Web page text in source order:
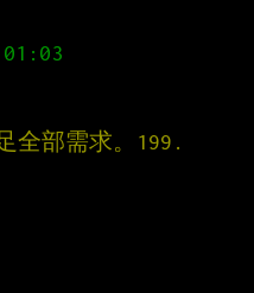
全部需求。199.